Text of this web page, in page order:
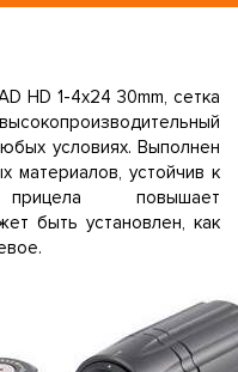
HD 1-4x24 30mm, сетка
условиях. Выполнен
материалов, устойчив к
повышает
быть установлен, как